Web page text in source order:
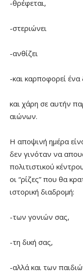
-θρέφεται,
-στεριώνει
-ανθίζει
-και καρποφορεί ένα
και χάρη σε αυτήν
αιώνων.
Η αποψινή ημέρα
δεν γινόταν να
πολιτιστικού
οι “ρίζες” που θα
ιστορική διαδρομή:
-των γονιών σας,
-τη δική σας,
-αλλά και των